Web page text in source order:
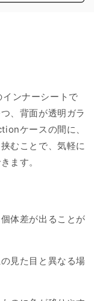
ンナーシートで
、背面が透明ガラ
ケースの間に、
むことで、気軽に
ます。
体差が出ることが
見た目と異なる場